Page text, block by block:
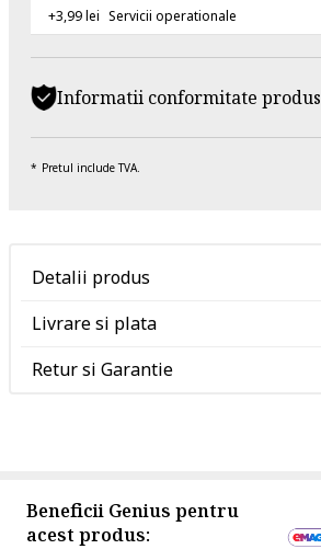
+3,99 lei Servicii operationale
Informatii conformitate produs
Pretul include TVA.
Detalii produs
Livrare si plata
Retur si Garantie
Beneficii Genius pentru
acest produs: